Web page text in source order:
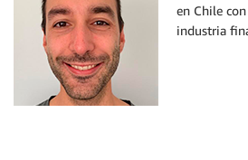
en Chile
industria